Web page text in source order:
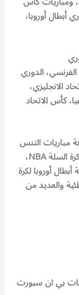
أبطال أوروبا،
الفرنسي، الدوري
الانجليزي،
كأس الاتحاد
مباريات التنس
حول العالم، ومباريات الملاكمة، ودوري المحترفين لكرة السلة NBA،
أوروبا لكرة
والعديد من
بي ان سبورت